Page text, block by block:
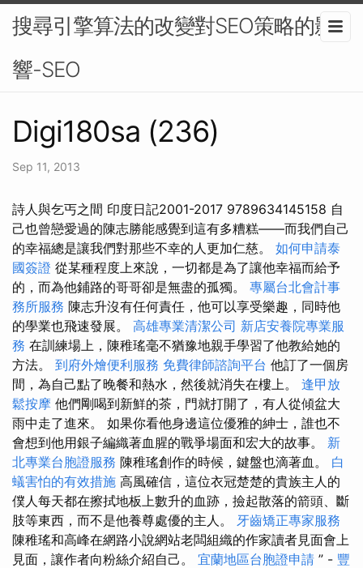
搜尋引擎算法的改變對SEO策略的影
響-SEO
Digi180sa (236)
Sep 11, 2013
詩人與乞丐之間 印度日記2001-2017 9789634145158 自
己也曾戀愛過的陳志勝能感覺到這有多糟糕——而我們自己
的幸福總是讓我們對那些不幸的人更加仁慈。 如何申請泰
國簽證 從某種程度上來說，一切都是為了讓他幸福而給予
的，而為他鋪路的哥哥卻是無盡的孤獨。 專屬台北會計事
務所服務 陳志升沒有任何責任，他可以享受樂趣，同時他
的學業也飛速發展。 高雄專業清潔公司 新店安養院專業服
務 在訓練場上，陳稚瑤毫不猶豫地親手學習了他教給她的
方法。 到府外燴便利服務 免費律師諮詢平台 他訂了一個房
間，為自己點了晚餐和熱水，然後就消失在樓上。 逢甲放
鬆按摩 他們剛喝到新鮮的茶，門就打開了，有人從傾盆大
雨中走了進來。 如果你看他身邊這位優雅的紳士，誰也不
會想到他用銀子編織著血腥的戰爭場面和宏大的故事。 新
北專業台胞證服務 陳稚瑤創作的時候，鍵盤也滴著血。 白
蟻害怕的有效措施 高風確信，這位衣冠楚楚的貴族主人的
僕人每天都在擦拭地板上數升的血跡，撿起散落的箭頭、斷
肢等東西，而不是他養尊處優的主人。 牙齒矯正專家服務
陳稚瑤和高峰在網路小說網站老闆組織的作家讀者見面會上
見面，讓作者向粉絲介紹自己。 宜蘭地區台胞證申請 ” - 豐